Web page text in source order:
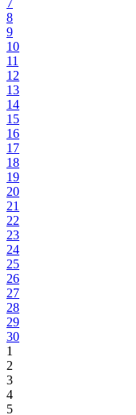
7
8
9
10
11
12
13
14
15
16
17
18
19
20
21
22
23
24
25
26
27
28
29
30
1
2
3
4
5